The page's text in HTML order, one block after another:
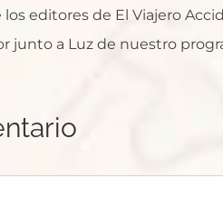
los editores de El Viajero
junto a Luz de nuestro